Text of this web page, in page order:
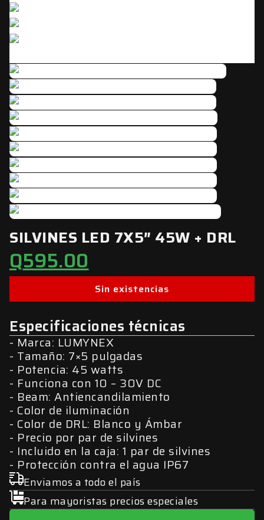
SILVINES LED 7X5″ 45W + DRL
Q595.00
Sin existencias
Especificaciones técnicas
Marca: LUMYNEX
Tamaño: 7×5 pulgadas
Potencia: 45 watts
Funciona con 10 – 30V DC
Beam: Antiencandilamiento
Color de iluminación
Color de DRL: Blanco y Ámbar
Precio por par de silvines
Incluido en la caja: 1 par de silvines
Protección contra el agua IP67
Enviamos a todo el país
Para mayoristas precios especiales